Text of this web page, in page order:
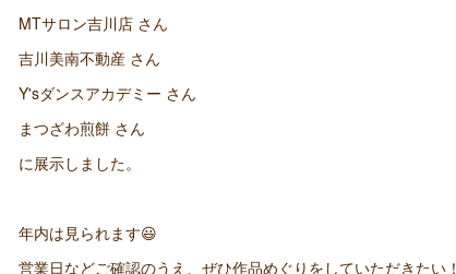
MTサロン吉川店 さん
吉川美南不動産 さん
Y'sダンスアカデミー さん
まつざわ煎餅 さん
に展示しました。
年内は見られます😃
営業日などご確認のうえ、ぜひ作品めぐりをしていただきたい！